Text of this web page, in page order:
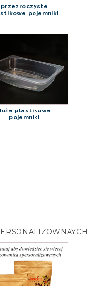
przezroczyste
pojemniki
plastikowe
pojemniki